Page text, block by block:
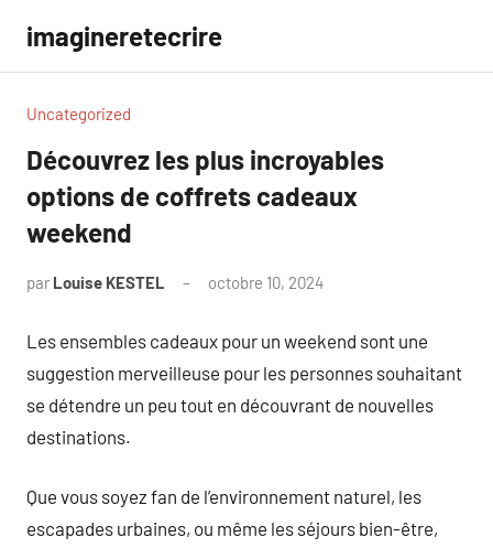
contenu
imagineretecrire
Uncategorized
Découvrez les plus incroyables
options de coffrets cadeaux
weekend
par Louise KESTEL octobre 10, 2024
Les ensembles cadeaux pour un weekend sont une
suggestion merveilleuse pour les personnes souhaitant
se détendre un peu tout en découvrant de nouvelles
destinations.
Que vous soyez fan de l’environnement naturel, les
escapades urbaines, ou même les séjours bien-être,